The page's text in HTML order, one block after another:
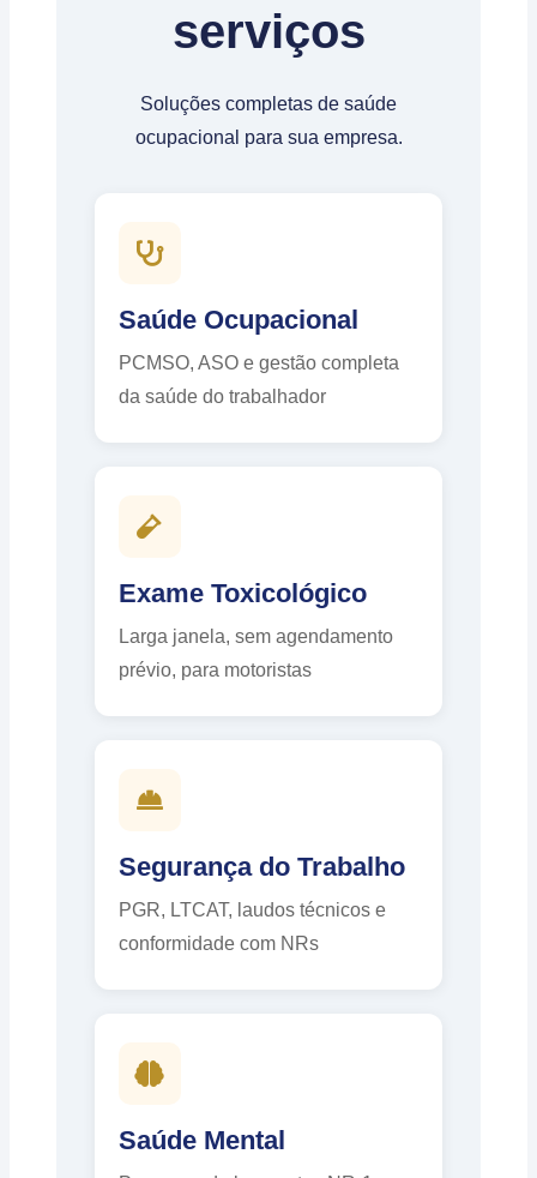
serviços
Soluções completas de saúde
ocupacional para sua empresa.
Saúde Ocupacional
PCMSO, ASO e gestão completa
da saúde do trabalhador
Exame Toxicológico
Larga janela, sem agendamento
prévio, para motoristas
Segurança do Trabalho
PGR, LTCAT, laudos técnicos e
conformidade com NRs
Saúde Mental